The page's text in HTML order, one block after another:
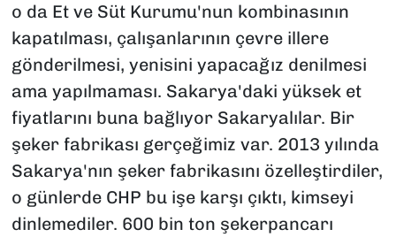
o da Et ve Süt Kurumu'nun kombinasının
kapatılması, çalışanlarının çevre illere
gönderilmesi, yenisini yapacağız denilmesi
ama yapılmaması. Sakarya'daki yüksek et
fiyatlarını buna bağlıyor Sakaryalılar. Bir
şeker fabrikası gerçeğimiz var. 2013 yılında
Sakarya'nın şeker fabrikasını özelleştirdiler,
o günlerde CHP bu işe karşı çıktı, kimseyi
dinlemediler. 600 bin ton şekerpancarı